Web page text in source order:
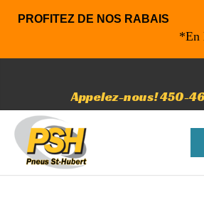
PROFITEZ DE NOS RABAIS
*En
Appelez-nous! 450-